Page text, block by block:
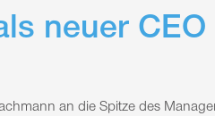
neuer CEO
an die Spitze des